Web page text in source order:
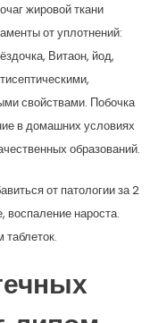
жировой ткани
от уплотнений:
Витаон, йод,
свойствами. Побочка
в домашних условиях
образований.
от патологии за 2
нароста.